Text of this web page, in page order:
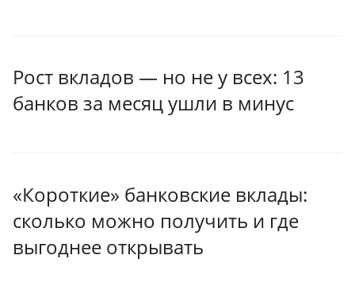
Рост вкладов — но не у всех: 13
банков за месяц ушли в минус
«Короткие» банковские вклады:
сколько можно получить и где
выгоднее открывать